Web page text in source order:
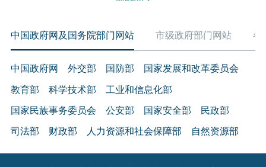
中国政府网及国务院部门网站 市级政府部门网站 各
中国政府网 外交部 国防部 国家发展和改革委员会
教育部 科学技术部 工业和信息化部
国家民族事务委员会 公安部 国家安全部 民政部
司法部 财政部 人力资源和社会保障部 自然资源部
生态环境部 住房和城乡建设部 交通运输部
水利部